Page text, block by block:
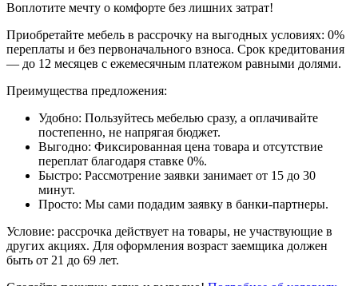
Воплотите мечту о комфорте без лишних затрат!
Приобретайте мебель в рассрочку на выгодных условиях: 0%
переплаты и без первоначального взноса. Срок кредитования
— до 12 месяцев с ежемесячным платежом равными долями.
Преимущества предложения:
Удобно: Пользуйтесь мебелью сразу, а оплачивайте
постепенно, не напрягая бюджет.
Выгодно: Фиксированная цена товара и отсутствие
переплат благодаря ставке 0%.
Быстро: Рассмотрение заявки занимает от 15 до 30
минут.
Просто: Мы сами подадим заявку в банки-партнеры.
Условие: рассрочка действует на товары, не участвующие в
других акциях. Для оформления возраст заемщика должен
быть от 21 до 69 лет.